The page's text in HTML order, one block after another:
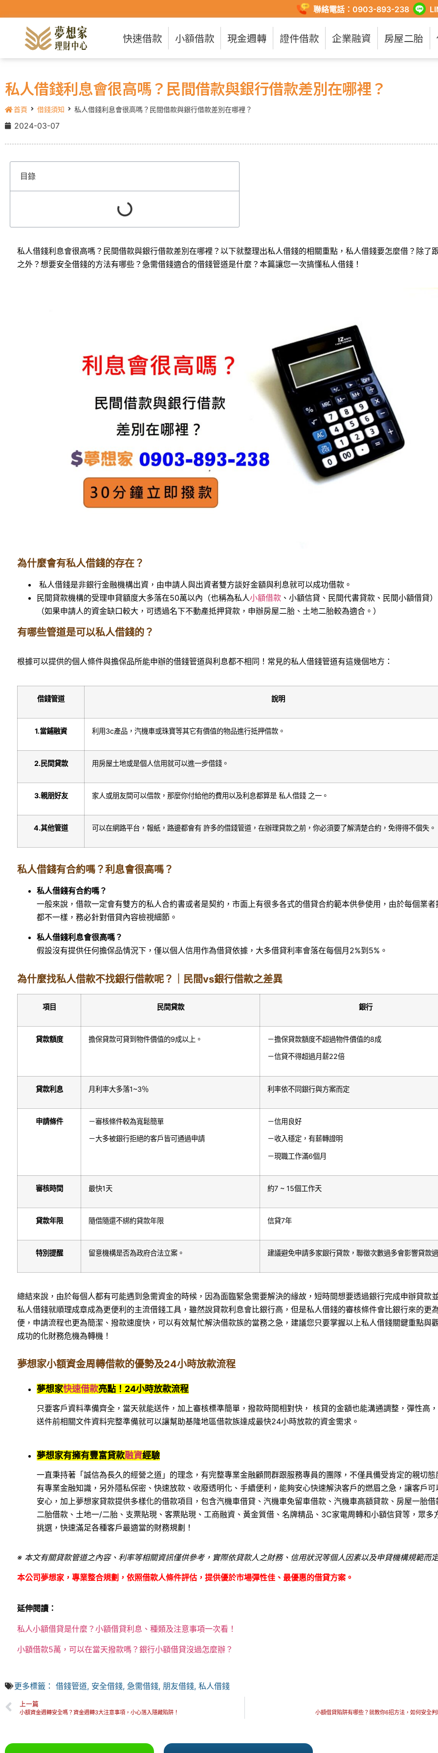
聯絡電話：0903-893-238
快速借款 小額借款 現金週轉 證件借款 企業融資 房屋二胎
私人借錢利息會很高嗎？民間借款與銀行借款差別在哪裡？
首頁 借錢須知 私人借錢利息會很高嗎？民間借款與銀行借款差別在哪裡？
2024-03-07
目錄
私人借錢利息會很高嗎？民間借款與銀行借款差別在哪裡？以下就整理出私人借錢的相關重點，私人借錢要怎麼借？除了
之外？想要安全借錢的方法有哪些？急需借錢適合的借錢管道是什麼？本篇讓您一次搞懂私人借錢！
為什麼會有私人借錢的存在？
私人借錢是非銀行金融機構出資，由申請人與出資者雙方談好金額與利息就可以成功借款。
民間貸款機構的受理申貸額度大多落在50萬以內（也稱為私人小額借款 、小額信貸、民間代書貸款、民間小額借貸）
（如果申請人的資金缺口較大，可透過名下不動產抵押貸款，申辦房屋二胎、土地二胎較為適合。）
有哪些管道是可以私人借錢的？
根據可以提供的個人條件與擔保品所能申辦的借錢管道與利息都不相同！常見的私人借錢管道有這幾個地方：
借錢管道 說明
1.當鋪融資 利用3c產品，汽機車或珠寶等其它有價值的物品進行抵押借款。
2.民間貸款 用房屋土地或是個人信用就可以進一步借錢。
3.親朋好友 家人或朋友間可以借款，那麼你付給他的費用以及利息都算是 私人借錢 之一。
4.其他管道 可以在網路平台，報紙，路邊都會有 許多的借錢管道，在辦理貸款之前，你必須要了解清楚合約，免得得不償失。
私人借錢有合約嗎？利息會很高嗎？
私人借錢有合約嗎？
一般來說，借款一定會有雙方的私人合約書或者是契約，市面上有很多各式的借貸合約範本供參使用，由於每個業者
都不一樣，務必針對借貸內容檢視細節。
私人借錢利息會很高嗎？
假設沒有提供任何擔保品情況下，僅以個人信用作為借貸依據，大多借貸利率會落在每個月2%到5%。
為什麼找私人借款不找銀行借款呢？｜民間vs銀行借款之差異
項目 民間貸款 銀行
貸款額度 擔保貸款可貸到物件價值的9成以上。 －擔保貸款額度不超過物件價值的8成
－信貸不得超過月薪22倍
貸款利息 月利率大多落1~3％ 利率依不同銀行與方案而定
申請條件 －審核條件較為寬鬆簡單
－大多被銀行拒絕的客戶皆可通過申請
－信用良好
－收入穩定，有薪轉證明
－現職工作滿6個月
審核時間 最快1天 約7 ~ 15個工作天
貸款年限 隨借隨還不綁約貸款年限 信貸7年
特別提醒 留意機構是否為政府合法立案。 建議避免申請多家銀行貸款，聯徵次數過多會影響貸款
總結來說，由於每個人都有可能遇到急需資金的時候，因為面臨緊急需要解決的緣故，短時間想要透過銀行完成申辦貸款
私人借錢就順理成章成為更便利的主流借錢工具，雖然說貸款利息會比銀行高，但是私人借錢的審核條件會比銀行來的更
便，申請流程也更為簡潔、撥款速度快，可以有效幫忙解決借款族的當務之急，建議您只要掌握以上私人借錢關鍵重點與
成功的化財務危機為轉機！
夢想家小額資金周轉借款的優勢及24小時放款流程
夢想家快速借款亮點！24小時放款流程
只要客戶資料準備齊全，當天就能送件，加上審核標準簡單，撥款時間相對快， 核貸的金額也能溝通調整，彈性高
送件前相關文件資料完整準備就可以讓幫助基隆地區借款族達成最快24小時放款的資金需求。
夢想家有擁有豐富貸款融資經驗
一直秉持著「誠信為長久的經營之道」的理念，有完整專業金融顧問群跟服務專員的團隊，不僅具備受肯定的親切態
有專業金融知識，另外隱私保密、快速放款、收廢透明化、手續便利，能夠安心快速解決客戶的燃眉之急，讓客戶可
安心，加上夢想家貸款提供多樣化的借款項目，包含汽機車借貸、汽機車免留車借款、汽機車高額貸款、房屋一胎借
二胎借款、土地一/二胎、支票貼現、客票貼現、工商融資、黃金質借、名牌精品、3C家電周轉和小額信貸等，眾多
挑選，快速滿足各種客戶最適當的財務規劃！
※ 本文有關貸款管道之內容、利率等相關資訊僅供參考，實際依貸款人之財務、信用狀況等個人因素以及申貸機構規範而
本公司夢想家，專業整合規劃，依照借款人條件評估，提供優於市場彈性佳、最優惠的借貸方案。
延伸閱讀：
私人小額借貸是什麼？小額借貸利息、種類及注意事項一次看！
小額借款5萬，可以在當天撥款嗎？銀行小額借貸沒過怎麼辦？
更多標籤： 借錢管道, 安全借錢, 急需借錢, 朋友借錢, 私人借錢
上一篇
小額資金週轉安全嗎？資金週轉3大注意事項，小心落入隱藏陷阱！ 小額借貸陷阱有哪些？就教你6招方法，如何安全